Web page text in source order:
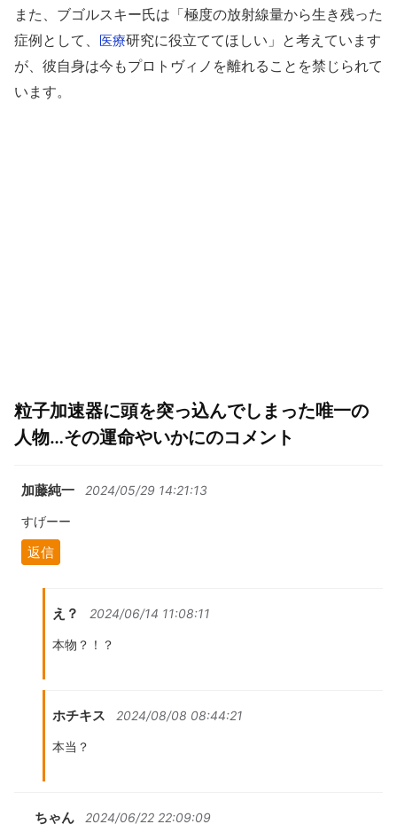
また、ブゴルスキー氏は「極度の放射線量から生き残った
症例として、 医療研究に役立ててほしい」と考えています
が、彼自身は今もプロトヴィノを離れることを禁じられて
います。
粒子加速器に頭を突っ込んでしまった唯一の
人物…その運命やいかにのコメント
加藤純一 2024/05/29 14:21:13
すげーー
返信
え？ 2024/06/14 11:08:11
本物？！？
ホチキス 2024/08/08 08:44:21
本当？
ちゃん 2024/06/22 22:09:09